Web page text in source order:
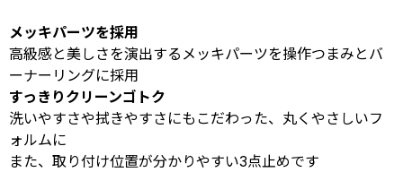
メッキパーツを採用
高級感と美しさを演出するメッキパーツを操作つまみとバ
ーナーリングに採用
すっきりクリーンゴトク
洗いやすさや拭きやすさにもこだわった、丸くやさしいフ
ォルムに
また、取り付け位置が分かりやすい3点止めです